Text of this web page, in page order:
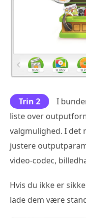
Trin 2
I
liste over
valgmulighed. I det
justere
video-codec,
Hvis du ikke er
lade dem være